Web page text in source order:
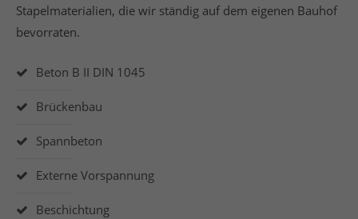
Stapelmaterialien, die wir ständig auf dem eigenen Bauhof
bevorraten.
Beton B II DIN 1045
Brückenbau
Spannbeton
Externe Vorspannung
Beschichtung